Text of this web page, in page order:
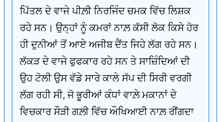
ਪਿੱਤਲ ਦੇ ਵਾਜੇ ਪੀਲ਼ੀ ਨਿਰਜਿੰਦ ਚਮਕ ਵਿੱਚ ਲਿਸ਼ਕ
ਰਹੇ ਸਨ। ਉਨ੍ਹਾਂ ਨੂੰ ਕਮਰਾਂ ਨਾਲ਼ ਕੱਸੀ ਲੋਕ ਕਿਸੇ ਹੋਰ
ਹੀ ਦੁਨੀਆਂ ਤੋਂ ਆਏ ਅਜੀਬ ਦੈਂਤ ਜਿਹੇ ਲੱਗ ਰਹੇ ਸਨ।
ਲੱਕੜ ਦੇ ਵਾਜੇ ਫੁਫਕਾਰ ਰਹੇ ਸਨ ਤੇ ਸਾਜ਼ਿੰਦਿਆਂ ਦੀ
ਉਹ ਟੋਲੀ ਉਸ ਵੱਡੇ ਸਾਰੇ ਕਾਲੇ ਸੱਪ ਦੀ ਸਿਰੀ ਵਰਗੀ
ਲੱਗ ਰਹੀ ਸੀ, ਜੋ ਭੂਰੀਆਂ ਕੰਧਾਂ ਵਾਲ਼ੇ ਮਕਾਨਾਂ ਦੇ
ਵਿਚਕਾਰ ਸੌੜੀ ਗਲ਼ੀ ਵਿੱਚ ਔਖਿਆਈ ਨਾਲ਼ ਰੀਂਗਦਾ